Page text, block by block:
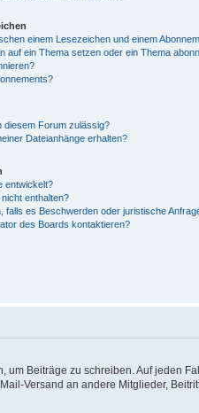
einem Lesezeichen und einem
auf ein Thema setzen oder ein Thema
diesem Forum zulässig?
Dateianhänge erhalten?
entwickelt?
enthalten?
falls es Beschwerden oder juristische
des Boards kontaktieren?
Beiträge zu schreiben. Auf jeden
Versand an andere Mitglieder,